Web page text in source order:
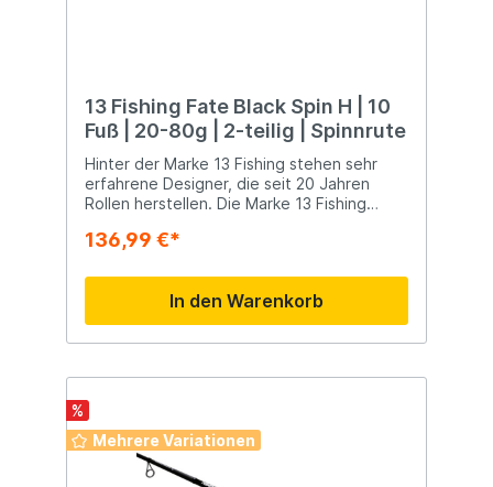
13 Fishing Fate Black Spin H | 10
Fuß | 20-80g | 2-teilig | Spinnrute
Hinter der Marke 13 Fishing stehen sehr
erfahrene Designer, die seit 20 Jahren
Rollen herstellen. Die Marke 13 Fishing
eigene Philosophie bei der Entwicklung von
Rollen und Rollen gehören natürlich auch
Angelruten. 13 Fishing bietet Ruten sowohl
für den Einsatz mit einer Rolle oder Rolle
als auch für das Angeln im Süß- oder
Rollen, die zudem von hervorragender
Qualität sind, hat 13 Fishing auch Rollen und
Köder im Sortiment.
136,99 €*
In den Warenkorb
%
Mehrere Variationen